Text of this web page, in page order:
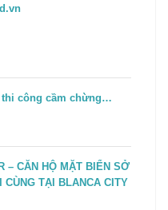
thi công cầm chừng…
– CĂN HỘ MẶT BIỂN SỞ
CÙNG TẠI BLANCA CITY